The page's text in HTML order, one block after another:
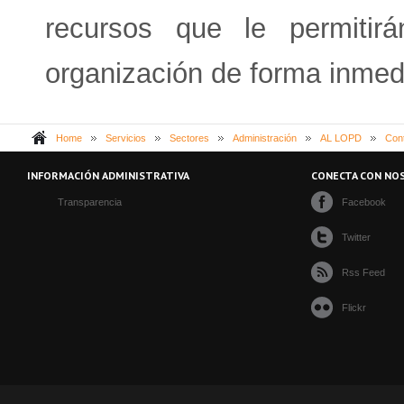
recursos que le
organización de forma
Home Servicios Sectores Administración AL LOPD
INFORMACIÓN ADMINISTRATIVA
Transparencia
CONECTA CON
Facebook
Twitter
Rss Feed
Flickr